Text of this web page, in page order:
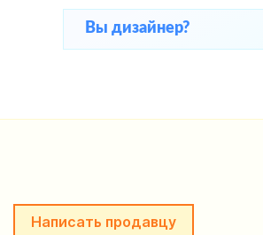
Вы дизайнер?
Написать продавцу